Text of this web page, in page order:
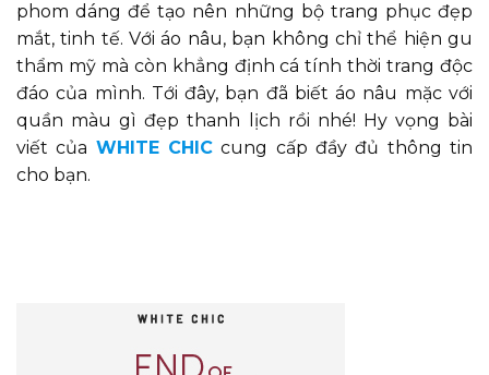
phom dáng để tạo nên những bộ trang phục đẹp
mắt, tinh tế. Với áo nâu, bạn không chỉ thể hiện gu
thẩm mỹ mà còn khẳng định cá tính thời trang độc
đáo của mình. Tới đây, bạn đã biết áo nâu mặc với
quần màu gì đẹp thanh lịch rồi nhé! Hy vọng bài
viết của WHITE CHIC cung cấp đầy đủ thông tin
cho bạn.